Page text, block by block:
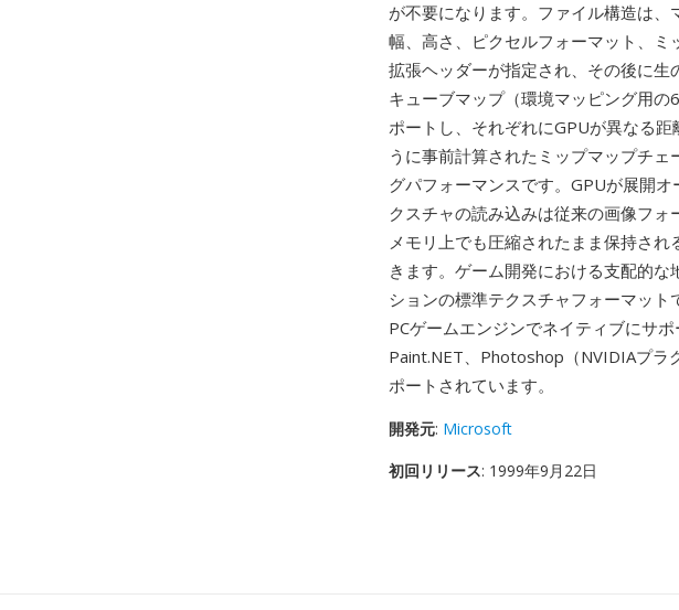
が不要になります。ファイル構造は、
幅、高さ、ピクセルフォーマット、
拡張ヘッダーが指定され、その後に生
キューブマップ（環境マッピング用
ポートし、それぞれにGPUが異なる
うに事前計算されたミップマップチ
グパフォーマンスです。GPUが展開
クスチャの読み込みは従来の画像フ
メモリ上でも圧縮されたまま保持さ
きます。ゲーム開発における支配的
ションの標準テクスチャフォーマット
PCゲームエンジンでネイティブにサ
Paint.NET、Photoshop（NVIDIAプラ
ポートされています。
開発元: Microsoft
初回リリース: 1999年9月22日